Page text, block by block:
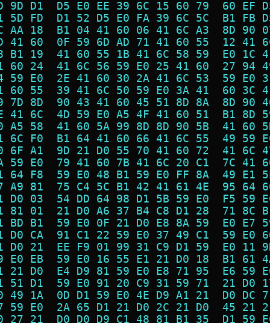
9D D1  D5 E0 EE 39 6C 15 60 79  60
5D FD  D1 52 D5 E0 FA 39 6C 5C  B1
AA 18  B1 04 41 60 06 41 6C A3  8D
41 60  0F 59 6D AD 71 41 60 55  12
B1 19  41 60 55 1B 41 6C 58 59  E0
60 24  41 6C 56 59 E0 25 41 60  27
59 E0  2E 41 60 30 2A 41 6C 53  59
60 55  39 41 6C 50 59 E0 3A 41  60
7D 8D  90 43 41 60 45 51 8D 8A  8D
41 6C  4D 59 E0 A5 4F 41 60 51  B1
A5 58  41 60 5A 99 8D 8D 90 5B  41
6C F0  B1 64 41 60 66 41 6C 55  49
6F A1  9D 21 D0 55 70 41 60 72  41
59 E0  79 41 60 7B 41 6C 20 C1  7C
64 F8  59 E0 48 B1 59 E0 FF 8A  49
A9 81  75 C4 5C B1 42 41 61 4E  95
D0 03  54 DD 64 98 D1 5B 59 E0  F5
81 01  21 D0 A6 37 B4 C8 D1 28  71
BD B1  59 E0 0F 21 D0 E8 8A 59  E0
D0 CA  91 C1 22 59 E0 37 49 C1  59
D0 21  EE F9 01 99 31 C9 D1 59  E0
E0 EB  59 E0 16 55 E1 21 D0 18  B1
21 D0  E4 D9 81 59 E0 E8 71 95  E6
51 D1  59 E0 91 20 C9 31 59 71  21
49 1A  0D D1 59 E0 4E D9 A1 21  D0
59 E0  2A 65 D1 21 D0 2C 21 D0  45
27 21  D0 D0 D9 C1 48 81 B1 35  D1